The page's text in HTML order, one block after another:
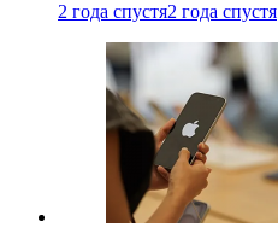
2 года спустя2 года спустя